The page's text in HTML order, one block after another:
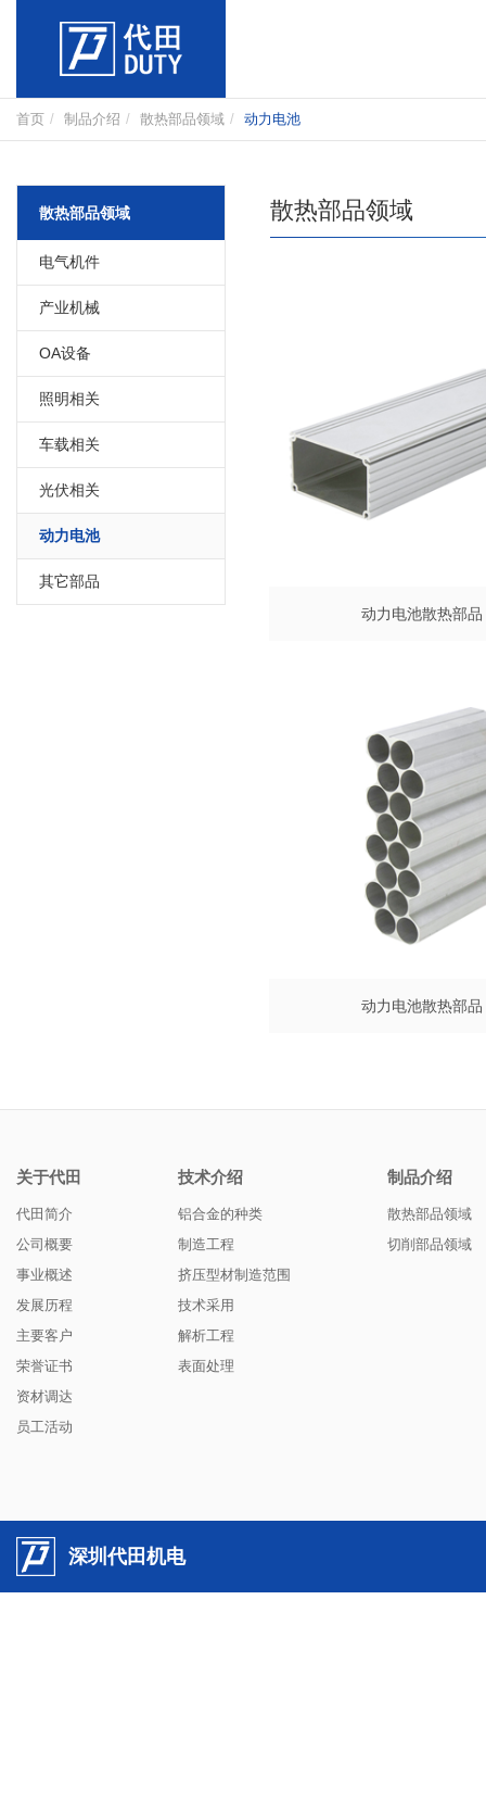
首页 制品介绍 散热部品领域 动力电池
散热部品领域
电气机件
产业机械
OA设备
照明相关
车载相关
光伏相关
动力电池
其它部品
散热部品领域
动力电池散热部品
动力电池散热部品
关于代田
代田简介
公司概要
事业概述
发展历程
主要客户
荣誉证书
资材调达
员工活动
技术介绍
铝合金的种类
制造工程
挤压型材制造范围
技术采用
解析工程
表面处理
制品介绍
散热部品领域
切削部品领域
深圳代田机电